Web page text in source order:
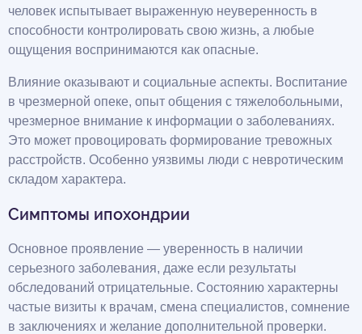
человек испытывает выраженную неуверенность в
способности контролировать свою жизнь, а любые
ощущения воспринимаются как опасные.
Влияние оказывают и социальные аспекты. Воспитание
в чрезмерной опеке, опыт общения с тяжелобольными,
чрезмерное внимание к информации о заболеваниях.
Это может провоцировать формирование тревожных
расстройств. Особенно уязвимы люди с невротическим
складом характера.
Симптомы ипохондрии
Основное проявление — уверенность в наличии
серьезного заболевания, даже если результаты
обследований отрицательные. Состоянию характерны
частые визиты к врачам, смена специалистов, сомнение
в заключениях и желание дополнительной проверки.